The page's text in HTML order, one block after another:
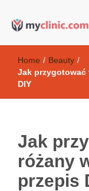
Kosmetyki
Home / Beauty /
Jak przygotować
DIY
Jak
różany
przepis